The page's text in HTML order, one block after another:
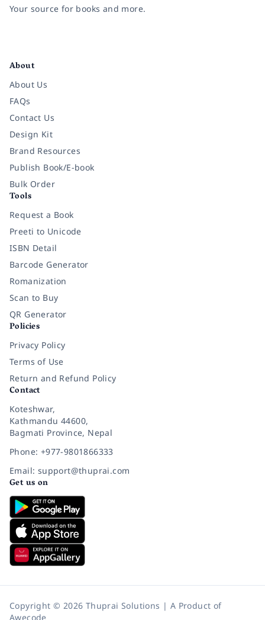
Your source for books and more.
About
About Us
FAQs
Contact Us
Design Kit
Brand Resources
Publish Book/E-book
Bulk Order
Tools
Request a Book
Preeti to Unicode
ISBN Detail
Barcode Generator
Romanization
Scan to Buy
QR Generator
Policies
Privacy Policy
Terms of Use
Return and Refund Policy
Contact
Koteshwar,
Kathmandu 44600,
Bagmati Province, Nepal
Phone: +977-9801866333
Email: support@thuprai.com
Get us on
Copyright © 2026 Thuprai Solutions | A Product of
Awecode